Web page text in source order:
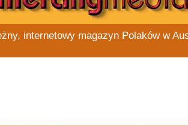
internetowy magazyn Polaków w